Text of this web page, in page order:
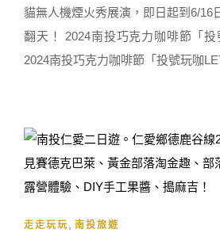
貓無人機煙火秀展演，即日起到6/16
翻天！ 2024南投巧克力咖啡節「投
2024南投巧克力咖啡節「投號玩咖
走走玩玩 南投旅遊